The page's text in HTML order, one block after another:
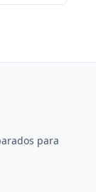
para